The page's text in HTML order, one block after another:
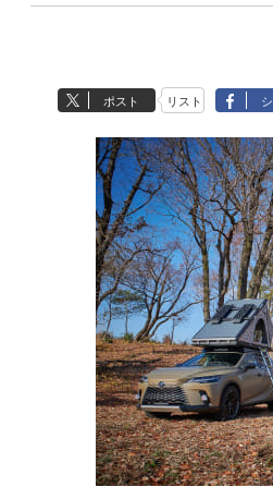
ポスト リスト